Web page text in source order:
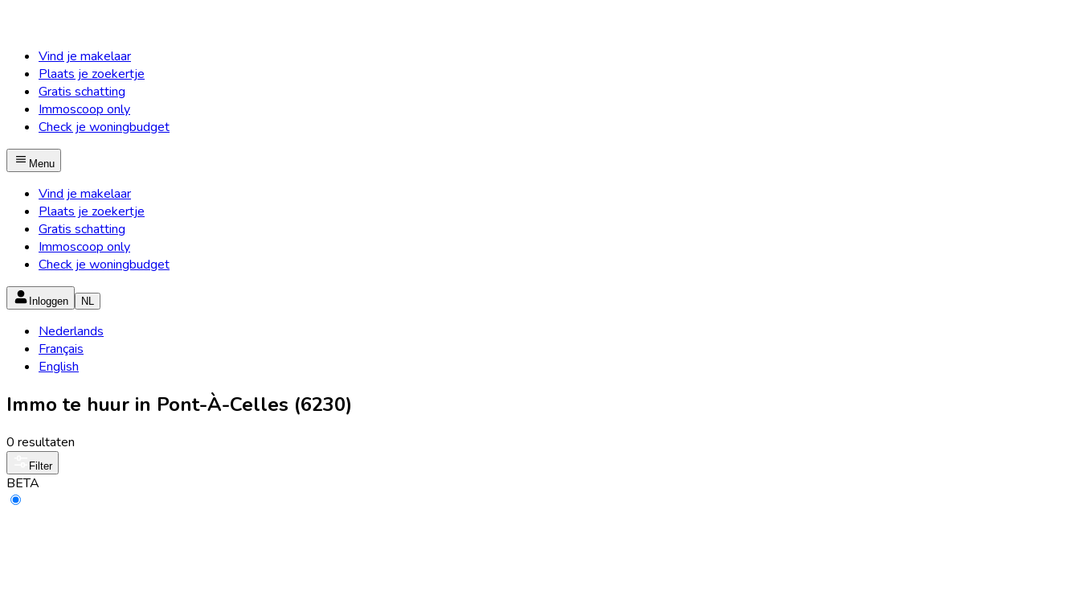
Vind je makelaar
Plaats je zoekertje
Gratis schatting
Immoscoop only
Check je woningbudget
Menu
Vind je makelaar
Plaats je zoekertje
Gratis schatting
Immoscoop only
Check je woningbudget
Inloggen NL
Nederlands
Français
English
Immo te huur in Pont-À-Celles (6230)
0 resultaten
Filter
BETA